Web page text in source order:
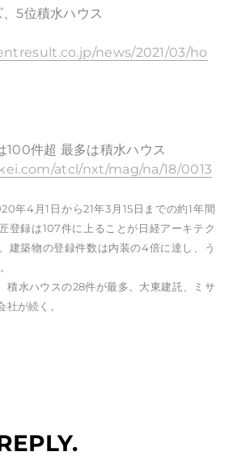
5位積水ハウス
news/2021/03/ho
100件超 最多は積水ハウス
atcl/nxt/mag/na/18/0013
年4月1日から21年3月15日までの約1年間
登録は107件に上ることが日経アーキテク
建築物の登録件数は内装の4倍に達し、う
積水ハウスの28件が最多。大東建託、ミサ
が続く。